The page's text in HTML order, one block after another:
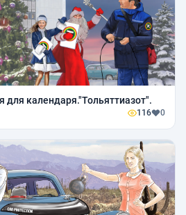
календаря."Тольяттиазот".
116 0